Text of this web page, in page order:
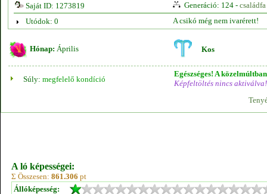
Saját ID: 1273819
Generáció: 124 - családfa
Utódok: 0
A csikó még nem ivarérett!
Hónap: Április Kos
Súly: megfelelő kondíció
Egészséges! A
Képfeltöltés nincs aktiválva!
A ló képességei:
Σ Összesen: 861.306 pt
Állóképesség: